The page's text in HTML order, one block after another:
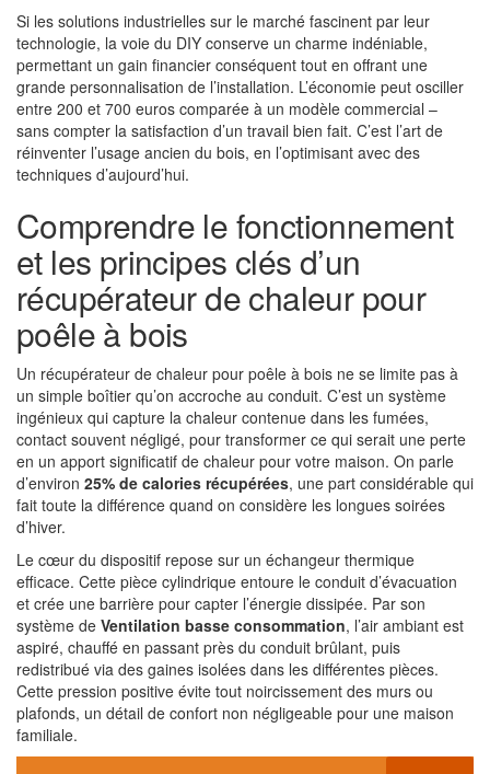
Si les solutions industrielles sur le marché fascinent par leur
technologie, la voie du DIY conserve un charme indéniable,
permettant un gain financier conséquent tout en offrant une
grande personnalisation de l’installation. L’économie peut osciller
entre 200 et 700 euros comparée à un modèle commercial –
sans compter la satisfaction d’un travail bien fait. C’est l’art de
réinventer l’usage ancien du bois, en l’optimisant avec des
techniques d’aujourd’hui.
Comprendre le fonctionnement
et les principes clés d’un
récupérateur de chaleur pour
poêle à bois
Un récupérateur de chaleur pour poêle à bois ne se limite pas à
un simple boîtier qu’on accroche au conduit. C’est un système
ingénieux qui capture la chaleur contenue dans les fumées,
contact souvent négligé, pour transformer ce qui serait une perte
en un apport significatif de chaleur pour votre maison. On parle
d’environ 25% de calories récupérées, une part considérable qui
fait toute la différence quand on considère les longues soirées
d’hiver.
Le cœur du dispositif repose sur un échangeur thermique
efficace. Cette pièce cylindrique entoure le conduit d’évacuation
et crée une barrière pour capter l’énergie dissipée. Par son
système de Ventilation basse consommation, l’air ambiant est
aspiré, chauffé en passant près du conduit brûlant, puis
redistribué via des gaines isolées dans les différentes pièces.
Cette pression positive évite tout noircissement des murs ou
plafonds, un détail de confort non négligeable pour une maison
familiale.